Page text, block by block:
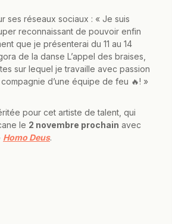
ses réseaux sociaux : « Je suis
reconnaissant de pouvoir enfin
que je présenterai du 11 au 14
de la danse L’appel des braises,
sur lequel je travaille avec passion
d’une équipe de feu 🔥! »
pour cet artiste de talent, qui
le 2 novembre prochain avec
Homo Deus.